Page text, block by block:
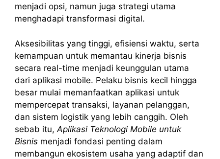
menjadi opsi, namun juga strategi utama
menghadapi transformasi digital.
Aksesibilitas yang tinggi, efisiensi waktu, serta
kemampuan untuk memantau kinerja bisnis
secara real-time menjadi keunggulan utama
dari aplikasi mobile. Pelaku bisnis kecil hingga
besar mulai memanfaatkan aplikasi untuk
mempercepat transaksi, layanan pelanggan,
dan sistem logistik yang lebih canggih. Oleh
sebab itu, Aplikasi Teknologi Mobile untuk
Bisnis menjadi fondasi penting dalam
membangun ekosistem usaha yang adaptif dan